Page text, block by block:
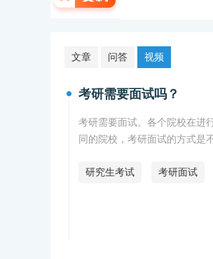
文章 问答 视频
考研需要面试吗？
考研需要面试。各个院校在进
同的院校，考研面试的方式是
研究生考试 考研面试